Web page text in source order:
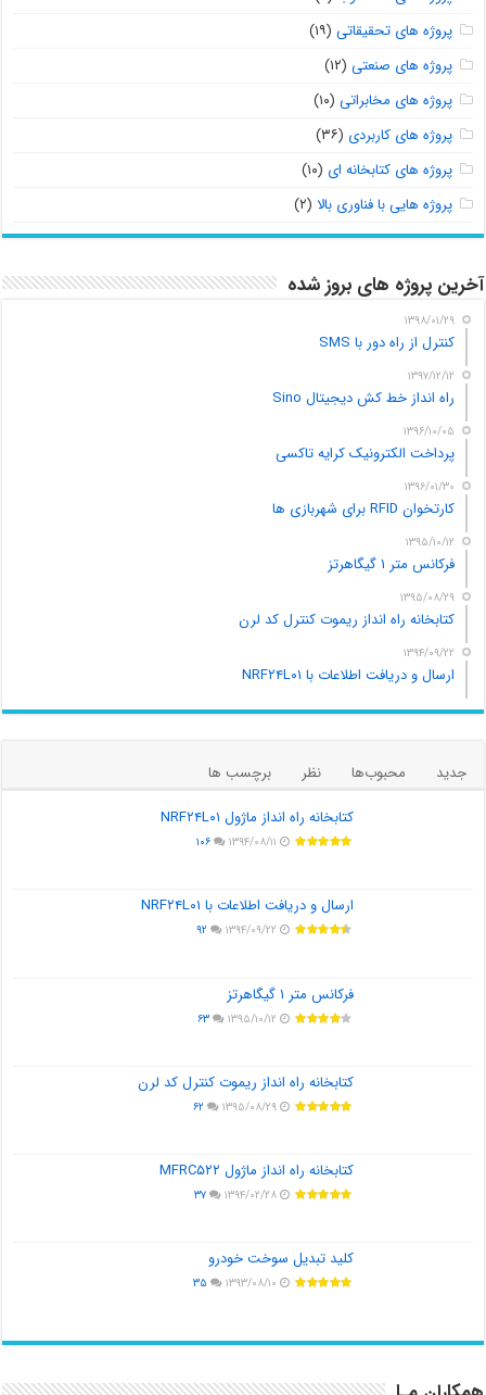
پروژه های تحقیقاتی (۱۹)
پروژه های صنعتی (۱۲)
پروژه های مخابراتی (۱۰)
پروژه های کاربردی (۳۶)
پروژه های کتابخانه ای (۱۰)
پروژه هایی با فناوری بالا (۲)
آخرین پروژه های بروز شده
۱۳۹۸/۰۱/۲۹
کنترل از راه دور با SMS
۱۳۹۷/۱۲/۱۲
راه انداز خط کش دیجیتال Sino
۱۳۹۶/۱۰/۰۵
پرداخت الکترونیک کرایه تاکسی
۱۳۹۶/۰۱/۳۰
کارتخوان RFID برای شهربازی ها
۱۳۹۵/۱۰/۱۲
فرکانس متر ۱ گیگاهرتز
۱۳۹۵/۰۸/۲۹
کتابخانه راه انداز ریموت کنترل کد لرن
۱۳۹۴/۰۹/۲۲
ارسال و دریافت اطلاعات با NRF۲۴L۰۱
جدید محبوب‌ها نظر
برچسب ها
کتابخانه راه انداز ماژول NRF۲۴L۰۱
۱۳۹۴/۰۸/۱۱ ۱۰۶
ارسال و دریافت اطلاعات با NRF۲۴L۰۱
۱۳۹۴/۰۹/۲۲ ۹۲
فرکانس متر ۱ گیگاهرتز
۱۳۹۵/۱۰/۱۲ ۶۳
کتابخانه راه انداز ریموت کنترل کد لرن
۱۳۹۵/۰۸/۲۹ ۶۲
کتابخانه راه انداز ماژول MFRC۵۲۲
۱۳۹۴/۰۲/۲۸ ۳۷
کلید تبدیل سوخت خودرو
۱۳۹۳/۰۸/۱۰ ۳۵